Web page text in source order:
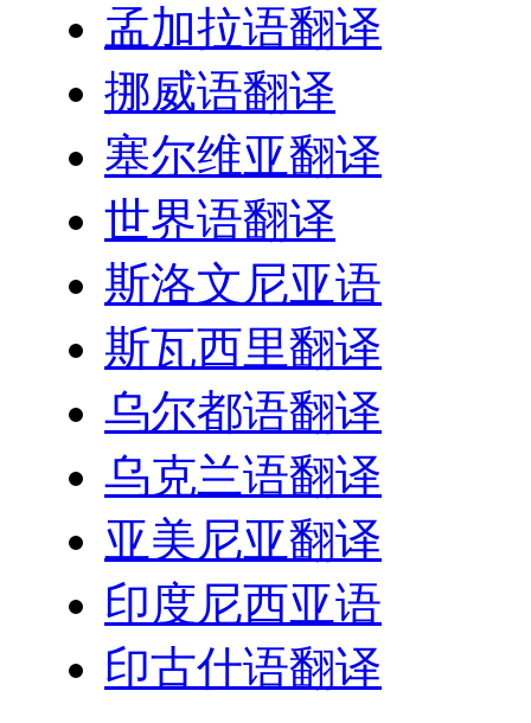
孟加拉语翻译
挪威语翻译
塞尔维亚翻译
世界语翻译
斯洛文尼亚语
斯瓦西里翻译
乌尔都语翻译
乌克兰语翻译
亚美尼亚翻译
印度尼西亚语
印古什语翻译